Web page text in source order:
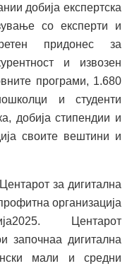
добија експертска
со експерти и
придонес за
и извозен
програми, 1.680
и студенти
добија стипендии и
своите вештини и
за дигитална
организација
Центарот
започнаа дигитална
мали и средни